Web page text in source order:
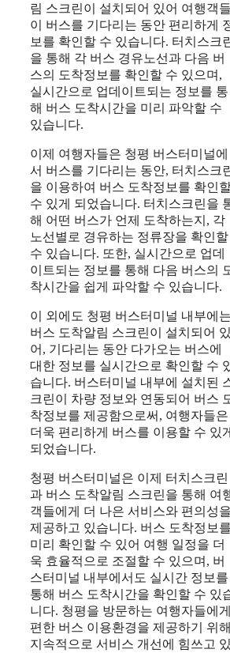
림 스크린이 설치되어 있어 여행객들
이 버스를 기다리는 동안 편리하게
보를 확인할 수 있습니다. 터치스크
을 통해 각 버스 경유노선과 다음 버
스의 도착정보를 확인할 수 있으며,
실시간으로 업데이트되는 정보를 통
해 버스 도착시간을 미리 파악할 수
있습니다.
이제 여행자들은 청평 버스터미널에
서 버스를 기다리는 동안, 터치스크
을 이용하여 버스 도착정보를 확인
수 있게 되었습니다. 터치스크린을
해 어떤 버스가 언제 도착하는지, 각
노선별로 경유하는 정류장을 확인할
수 있습니다. 또한, 실시간으로 업데
이트되는 정보를 통해 다음 버스의
착시간을 쉽게 파악할 수 있습니다.
이 외에도 청평 버스터미널 내부에는
버스 도착알림 스크린이 설치되어 있
어, 기다리는 동안 다가오는 버스에
대한 정보를 실시간으로 확인할 수
습니다. 버스터미널 내부에 설치된
크린이 차량 정보와 연동되어 버스
착정보를 제공함으로써, 여행자들은
더욱 편리하게 버스를 이용할 수 있게
되었습니다.
청평 버스터미널은 이제 터치스크린
과 버스 도착알림 스크린을 통해 여
객들에게 더 나은 서비스와 편의성을
제공하고 있습니다. 버스 도착정보를
미리 확인할 수 있어 여행 일정을 더
욱 효율적으로 조절할 수 있으며, 버
스터미널 내부에서도 실시간 정보를
통해 버스 도착시간을 확인할 수 있
니다. 청평을 방문하는 여행자들에게
편한 버스 이용환경을 제공하기 위해
지속적으로 서비스 개선에 힘쓰고 있